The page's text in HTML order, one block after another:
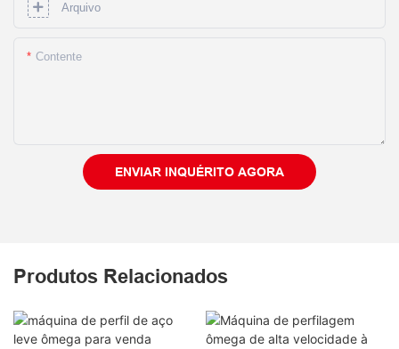
Arquivo
Contente
ENVIAR INQUÉRITO AGORA
Produtos Relacionados